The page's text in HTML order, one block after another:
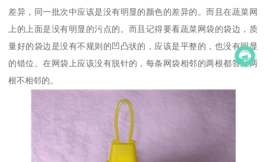
差异，同一批次中应该是没有明显的颜色的差异的。而且在蔬菜网
上的上面是没有明显的污点的。而且记得要看蔬菜网袋的袋边，质
量好的袋边是没有不规则的凹凸状的，应该是平整的，也没有明显
的错位。在网袋上应该没有脱针的，每条网袋相邻的两根都答应两
根不相邻的。